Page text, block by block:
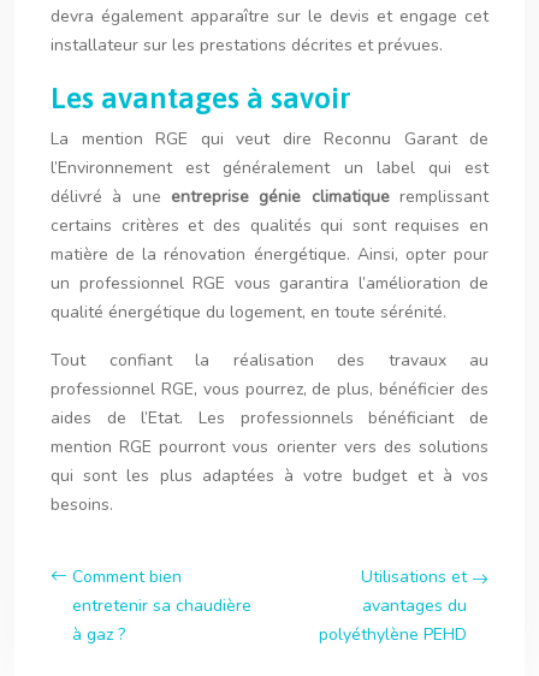
devra également apparaître sur le devis et engage cet
installateur sur les prestations décrites et prévues.
Les avantages à savoir
La mention RGE qui veut dire Reconnu Garant de
l’Environnement est généralement un label qui est
délivré à une entreprise génie climatiqueremplissant
certains critères et des qualités qui sont requises en
matière de la rénovation énergétique. Ainsi, opter pour
un professionnel RGE vous garantira l’amélioration de
qualité énergétique du logement, en toute sérénité.
Tout confiant la réalisation des travaux au
professionnel RGE, vous pourrez, de plus, bénéficier des
aides de l’Etat. Les professionnels bénéficiant de
mention RGE pourront vous orienter vers des solutions
qui sont les plus adaptées à votre budget et à vos
besoins.
Comment bien
entretenir sa chaudière
à gaz ?
Utilisations et
avantages du
polyéthylène PEHD